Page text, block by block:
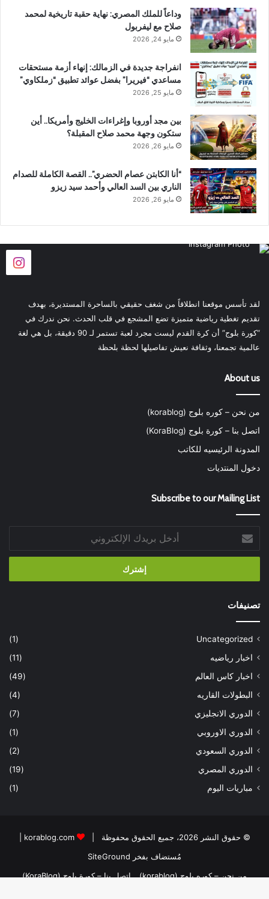
وداعاً للملك المصري: نهاية حقبة تاريخية لمحمد
صلاح مع ليفربول
مايو 24, 2026
انفراجة جديدة في الزمالك: إنهاء أزمة مستحقات
مساعدي “فيريرا” بفضل عوائد تطبيق “زملكاوي”
مايو 25, 2026
بين مجد أوروبا وإغراءات الخليج وأمريكا.. أين
ستكون وجهة محمد صلاح المقبلة؟
مايو 26, 2026
“أنا الكابتن عصام الحضري”.. القصة الكاملة للصدام
الناري بين السد العالي وأحمد سيد زيزو
مايو 26, 2026
لقد تأسس موقعنا انطلاقاً من شغف حقيقي بالساحرة المستديرة، بهدف
تقديم تغطية رياضية متميزة تضع المشجع في قلب الحدث. نحن ندرك في
“كورة بلوج” أن كرة القدم ليست مجرد لعبة تستمر لـ 90 دقيقة، بل هي لغة
عالمية تجمعنا، وثقافة نعيش تفاصيلها لحظة بلحظة
About us
من نحن – كوره بلوج (korablog)
اتصل بنا – كورة بلوج (KoraBlog)
المدونة الرئيسيه للكاتب
دخول المنتديات
Subscribe to our Mailing List
بريدك
الإلكتروني
تصنيفات
Uncategorized
(1)
اخبار رياضيه
(11)
اخبار كاس العالم
(49)
البطولات القاريه
(4)
الدوري الانجليزي
(7)
الدوري الاوروبي
(1)
الدوري السعودي
(2)
الدوري المصري
(19)
مباريات اليوم
(1)
© حقوق النشر 2026، جميع الحقوق محفوظة | korablog.com
مُستضاف بفخر SiteGround
من نحن – كوره بلوج (korablog)
اتصل بنا – كورة بلوج (KoraBlog)